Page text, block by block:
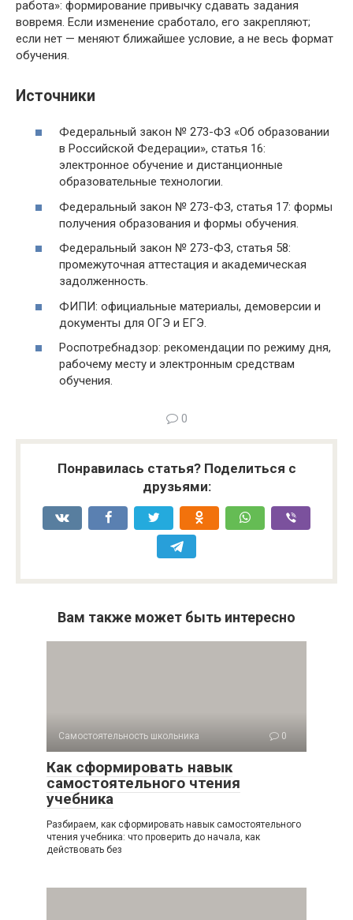
работа»: формирование привычку сдавать задания
вовремя. Если изменение сработало, его закрепляют;
если нет — меняют ближайшее условие, а не весь формат
обучения.
Источники
Федеральный закон № 273-ФЗ «Об образовании
в Российской Федерации», статья 16:
электронное обучение и дистанционные
образовательные технологии.
Федеральный закон № 273-ФЗ, статья 17: формы
получения образования и формы обучения.
Федеральный закон № 273-ФЗ, статья 58:
промежуточная аттестация и академическая
задолженность.
ФИПИ: официальные материалы, демоверсии и
документы для ОГЭ и ЕГЭ.
Роспотребнадзор: рекомендации по режиму дня,
рабочему месту и электронным средствам
обучения.
0
Понравилась статья? Поделиться с
друзьями:
Вам также может быть интересно
Самостоятельность школьника 0
Как сформировать навык
самостоятельного чтения
учебника
Разбираем, как сформировать навык самостоятельного
чтения учебника: что проверить до начала, как
действовать без